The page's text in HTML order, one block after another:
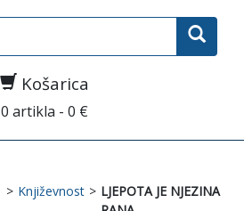
Košarica
0 artikla - 0 €
> Književnost > LJEPOTA JE NJEZINA